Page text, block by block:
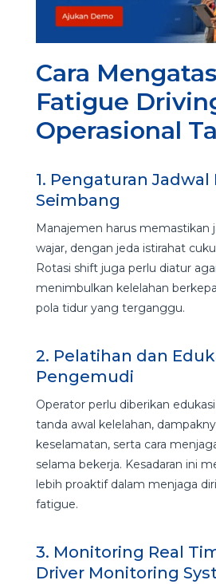
Cara
Fatigue
Operasional
1. Pengaturan Jadwal
Seimbang
Manajemen harus memastikan
wajar, dengan jeda istirahat
Rotasi shift juga perlu diatur
menimbulkan kelelahan
pola tidur yang terganggu.
2. Pelatihan dan
Pengemudi
Operator perlu diberikan
tanda awal kelelahan,
keselamatan, serta cara
selama bekerja. Kesadaran ini
lebih proaktif dalam menjaga
fatigue.
3. Monitoring Real
Driver Monitoring